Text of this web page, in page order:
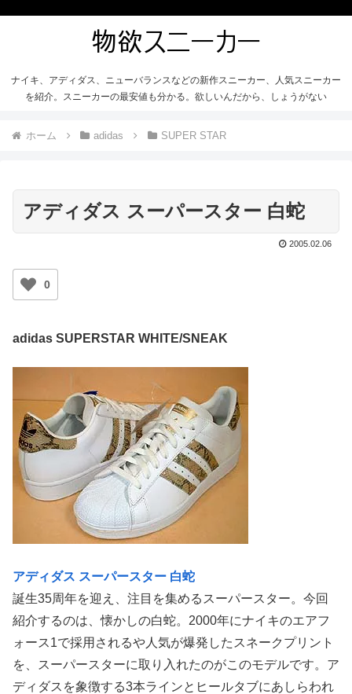
ナイキ、アディダス、ニューバランスなどの新作スニーカー、人気スニーカー
を紹介。スニーカーの最安値も分かる。欲しいんだから、しょうがない
ホーム adidas SUPER STAR
アディダス スーパースター 白蛇
2005.02.06
0
adidas SUPERSTAR WHITE/SNEAK
アディダス スーパースター 白蛇
誕生35周年を迎え、注目を集めるスーパースター。今回
紹介するのは、懐かしの白蛇。2000年にナイキのエアフ
ォース1で採用されるや人気が爆発したスネークプリント
を、スーパースターに取り入れたのがこのモデルです。ア
ディダスを象徴する3本ラインとヒールタブにあしらわれ